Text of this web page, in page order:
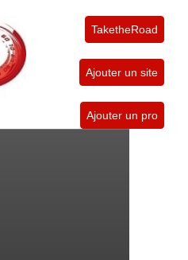
TaketheRoad
Ajouter un site
Ajouter un pro